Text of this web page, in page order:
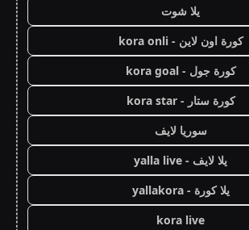
يلا شوت
كورة اون لاين - kora onli
كورة جول - kora goal
كورة ستار - kora star
سوريا لايف
يلا لايف - yalla live
يلا كورة - yallakora
kora live